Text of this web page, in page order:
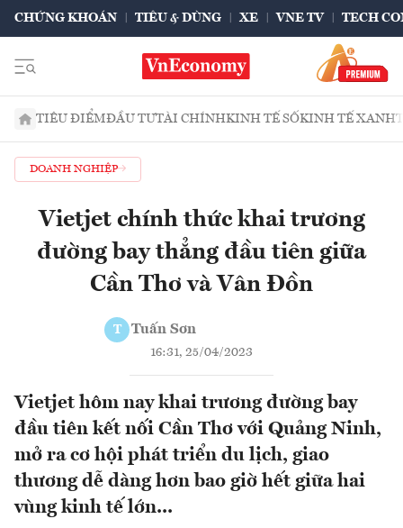
CHỨNG KHOÁN TIÊU & DÙNG XE VNE TV TECH
TIÊU ĐIỂMĐẦU TƯTÀI CHÍNHKINH TẾ SỐKINH TẾ XANH
DOANH NGHIỆP
Vietjet chính thức khai trương
đường bay thẳng đầu tiên giữa
Cần Thơ và Vân Đồn
T Tuấn Sơn
16:31, 25/04/2023
Vietjet hôm nay khai trương đường bay
đầu tiên kết nối Cần Thơ với Quảng Ninh,
mở ra cơ hội phát triển du lịch, giao
thương dễ dàng hơn bao giờ hết giữa hai
vùng kinh tế lớn...